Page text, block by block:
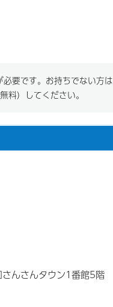
要です。お持ちでない方は
料）してください。
んさんタウン1番館5階